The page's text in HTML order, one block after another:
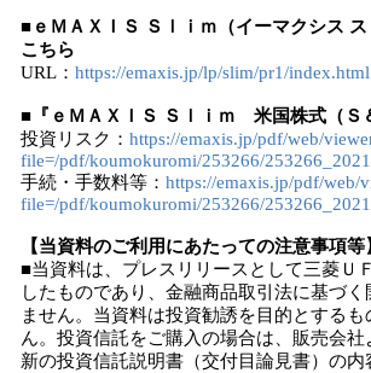
■ｅＭＡＸＩＳ Ｓｌｉｍ（イーマクシス
こちら
URL： https://emaxis.jp/lp/slim/pr1/index.html
■『ｅＭＡＸＩＳ Ｓｌｉｍ 米国株式（Ｓ
投資リスク： https://emaxis.jp/pdf/web/
file=/pdf/koumokuromi/253266/
手続・手数料等： https://emaxis.jp/pdf/web/
file=/pdf/koumokuromi/253266/
【当資料のご利用にあたっての注意事項等
■当資料は、プレスリリースとして三菱Ｕ
したものであり、金融商品取引法に基づく
ません。当資料は投資勧誘を目的とする
ん。投資信託をご購入の場合は、販売会
新の投資信託説明書（交付目論見書）の